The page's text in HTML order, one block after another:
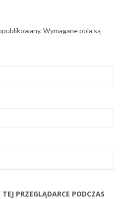
Wymagane pola są
PRZEGLĄDARCE PODCZAS